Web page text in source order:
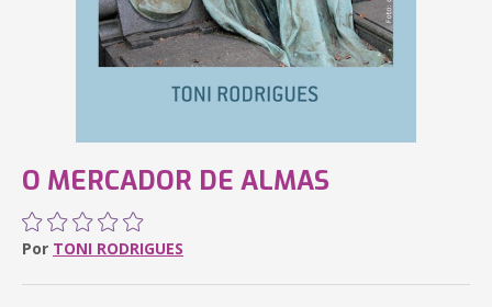
O MERCADOR DE ALMAS
Por TONI RODRIGUES